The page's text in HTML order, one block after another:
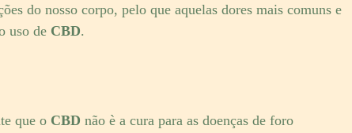
do nosso corpo, pelo que aquelas dores mais comuns e
uso de CBD.
que oCBD não è a cura para as doenças de foro